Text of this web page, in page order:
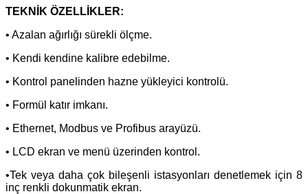
TEKNİK ÖZELLİKLER:
• Azalan ağırlığı sürekli ölçme.
• Kendi kendine kalibre edebilme.
• Kontrol panelinden hazne yükleyici kontrolü.
• Formül katır imkanı.
• Ethernet, Modbus ve Profibus arayüzü.
• LCD ekran ve menü üzerinden kontrol.
•Tek veya daha çok bileşenli istasyonları denetlemek için 8
inç renkli dokunmatik ekran.